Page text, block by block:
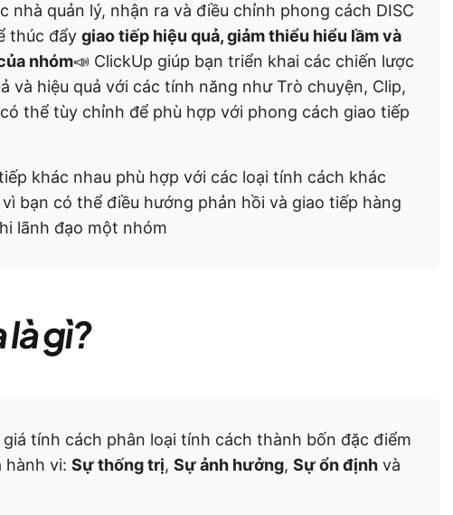
nhà quản lý, nhận ra và điều chỉnh phong cách DISC
thúc đẩy giao tiếp hiệu quả, giảm thiểu hiểu lầm và
nhóm📣 ClickUp giúp bạn triển khai các chiến lược
và hiệu quả với các tính năng như Trò chuyện, Clip,
thể tùy chỉnh để phù hợp với phong cách giao tiếp
khác nhau phù hợp với các loại tính cách khác
bạn có thể điều hướng phản hồi và giao tiếp hàng
lãnh đạo một nhóm
gì?
tính cách phân loại tính cách thành bốn đặc điểm
hành vi: Sự thống trị, Sự ảnh hưởng, Sự ổn định và